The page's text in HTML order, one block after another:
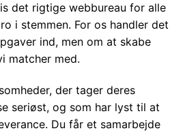
det rigtige webbureau for alle
i stemmen. For os handler det
ind, men om at skabe
matcher med.
der tager deres
seriøst, og som har lyst til at
Du får et samarbejde